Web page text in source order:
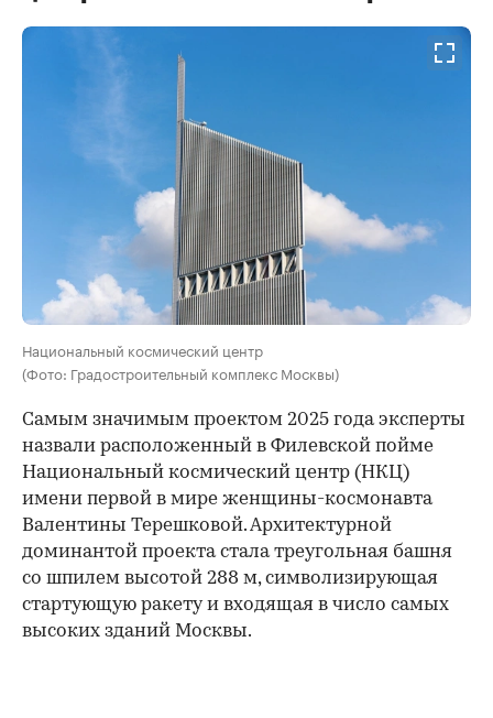
Национальный космический центр
(Фото: Градостроительный комплекс Москвы)
00:00 / 00:00
Самым значимым проектом 2025 года эксперты
назвали расположенный в Филевской пойме
Национальный космический центр (НКЦ)
имени первой в мире женщины-космонавта
Валентины Терешковой. Архитектурной
доминантой проекта стала треугольная башня
со шпилем высотой 288 м, символизирующая
стартующую ракету и входящая в число самых
высоких зданий Москвы.